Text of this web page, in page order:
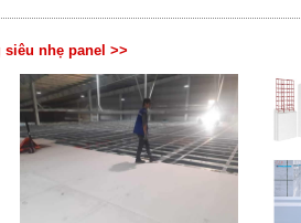
siêu nhẹ panel >>